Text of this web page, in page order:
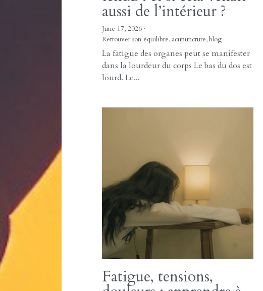
Douleurs lombaires, dos
tendu : et si cela venait
aussi de l’intérieur ?
17 juin 2026
Retrouver son équilibre,
blog
La fatigue des organes peut se manifester
dans la lourdeur du corps Le bas du dos est
lourd. Le...